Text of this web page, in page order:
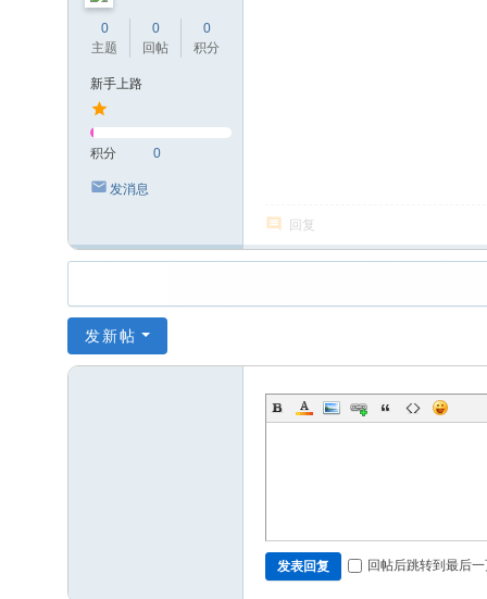
0
主题
0
回帖
0
积分
新手上路
积分 0
发消息
回复
发新帖
发表回复 回帖后跳转到最后